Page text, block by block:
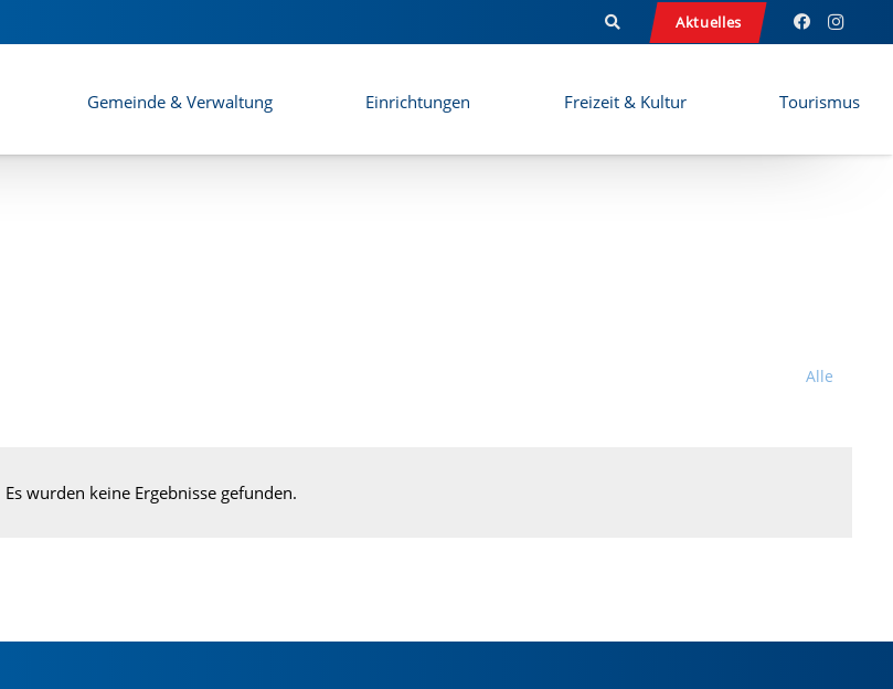
Aktuelles
Gemeinde & Verwaltung Einrichtungen Freizeit & Kultur Tourismus
Alle
Es wurden keine Ergebnisse gefunden.